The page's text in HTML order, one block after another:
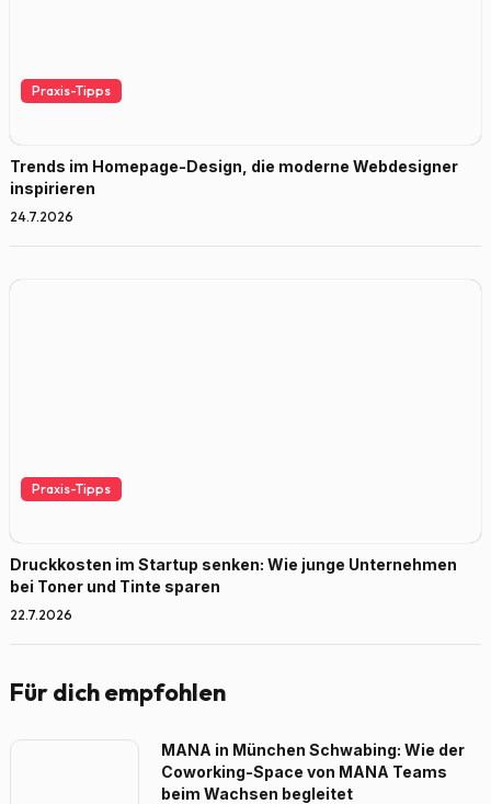
Praxis-Tipps
Trends im Homepage-Design, die moderne Webdesigner
inspirieren
24.7.2026
Praxis-Tipps
Druckkosten im Startup senken: Wie junge Unternehmen
bei Toner und Tinte sparen
22.7.2026
Für dich empfohlen
MANA in München Schwabing: Wie der
Coworking-Space von MANA Teams
beim Wachsen begleitet